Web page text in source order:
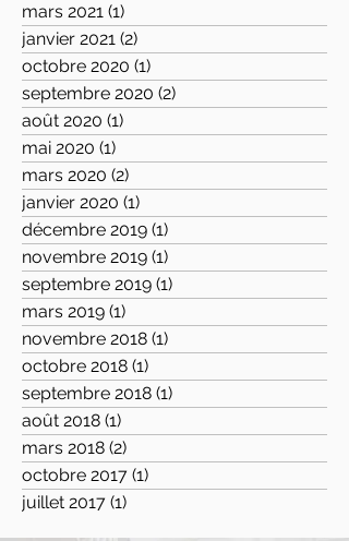
mars 2021 (1)
janvier 2021 (2)
octobre 2020 (1)
septembre 2020 (2)
août 2020 (1)
mai 2020 (1)
mars 2020 (2)
janvier 2020 (1)
décembre 2019 (1)
novembre 2019 (1)
septembre 2019 (1)
mars 2019 (1)
novembre 2018 (1)
octobre 2018 (1)
septembre 2018 (1)
août 2018 (1)
mars 2018 (2)
octobre 2017 (1)
juillet 2017 (1)